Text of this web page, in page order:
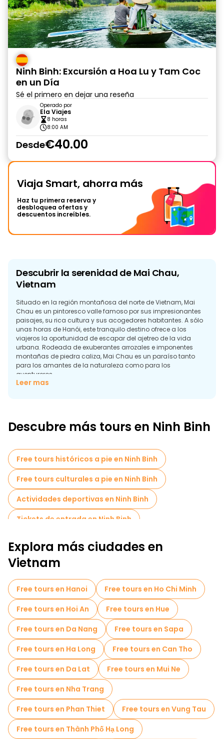
Ninh Binh: Excursión a Hoa Lu y Tam Coc
en un Día
Sé el primero en dejar una reseña
Operado por
Ela Viajes
8 horas
8:00 AM
Desde€40.00
Viaja Smart, ahorra más
Haz tu primera reserva y
desbloquea ofertas y
descuentos increíbles.
Descubrir la serenidad de Mai Chau,
Vietnam
Situado en la región montañosa del norte de Vietnam, Mai
Chau es un pintoresco valle famoso por sus impresionantes
paisajes, su rica cultura y sus acogedores habitantes. A sólo
unas horas de Hanói, este tranquilo destino ofrece a los
viajeros la oportunidad de escapar del ajetreo de la vida
urbana. Rodeada de exuberantes arrozales e imponentes
montañas de piedra caliza, Mai Chau es un paraíso tanto
para los amantes de la naturaleza como para los
aventureros.
ofrece el marco perfecto para practicar senderismo y
Mientras pasea por las tranquilas aldeas, se encontrará con
amables lugareños deseosos de compartir su modo de vida
y sus antiguas costumbres. No se pierda la oportunidad de
probar la auténtica cocina vietnamita, con ingredientes
frescos procedentes de la campiña circundante.
Leer mas
Descubre más tours en Ninh Binh
Free tours históricos a pie en Ninh Binh
Free tours culturales a pie en Ninh Binh
Actividades deportivas en Ninh Binh
Tickets de entrada en Ninh Binh
Cruceros en Ninh Binh
Tours de degustación locales en Ninh Binh
Free tours de un día en Ninh Binh
Explora más ciudades en
Vietnam
Free tours en Hanoi
Free tours en Ho Chi Minh
Free tours en Hoi An
Free tours en Hue
Free tours en Da Nang
Free tours en Sapa
Free tours en Ha Long
Free tours en Can Tho
Free tours en Da Lat
Free tours en Mui Ne
Free tours en Nha Trang
Free tours en Phan Thiet
Free tours en Vung Tau
Free tours en Thành Phố Hạ Long